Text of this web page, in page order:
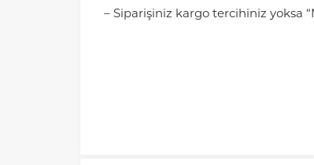
– Siparişiniz kargo tercihiniz yoksa